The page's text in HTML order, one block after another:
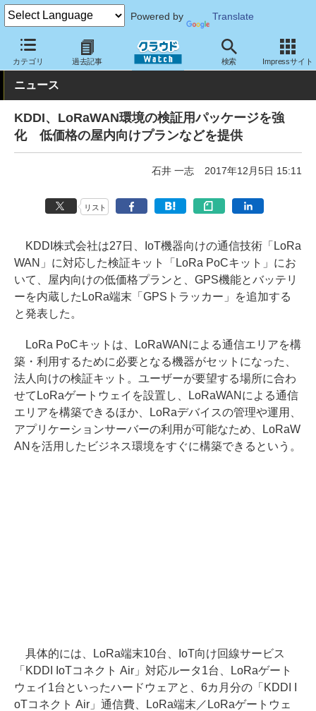
Powered by Translate
カテゴリ 過去記事 検索 Impressサイト
クラウド Watch ネットワーク 通信インフラ
ニュース
KDDI、LoRaWAN環境の検証用パッケージを強
化 低価格の屋内向けプランなどを提供
石井 一志 2017年12月5日 15:11
リスト
KDDI株式会社は27日、IoT機器向けの通信技術「LoRa
WAN」に対応した検証キット「LoRa PoCキット」にお
いて、屋内向けの低価格プランと、GPS機能とバッテリ
ーを内蔵したLoRa端末「GPSトラッカー」を追加する
と発表した。
LoRa PoCキットは、LoRaWANによる通信エリアを構
築・利用するために必要となる機器がセットになった、
法人向けの検証キット。ユーザーが要望する場所に合わ
せてLoRaゲートウェイを設置し、LoRaWANによる通信
エリアを構築できるほか、LoRaデバイスの管理や運用、
アプリケーションサーバーの利用が可能なため、LoRaW
ANを活用したビジネス環境をすぐに構築できるという。
具体的には、LoRa端末10台、IoT向け回線サービス
「KDDI IoTコネクト Air」対応ルータ1台、LoRaゲート
ウェイ1台といったハードウェアと、6カ月分の「KDDI I
oTコネクト Air」通信費、LoRa端末／LoRaゲートウェ